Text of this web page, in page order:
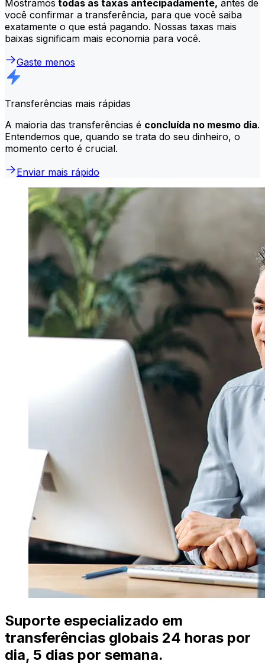
Mostramos todas as taxas antecipadamente, antes de
você confirmar a transferência, para que você saiba
exatamente o que está pagando. Nossas taxas mais
baixas significam mais economia para você.
Gaste menos
Transferências mais rápidas
A maioria das transferências é concluída no mesmo dia.
Entendemos que, quando se trata do seu dinheiro, o
momento certo é crucial.
Enviar mais rápido
Suporte especializado em
transferências globais 24 horas por
dia, 5 dias por semana.